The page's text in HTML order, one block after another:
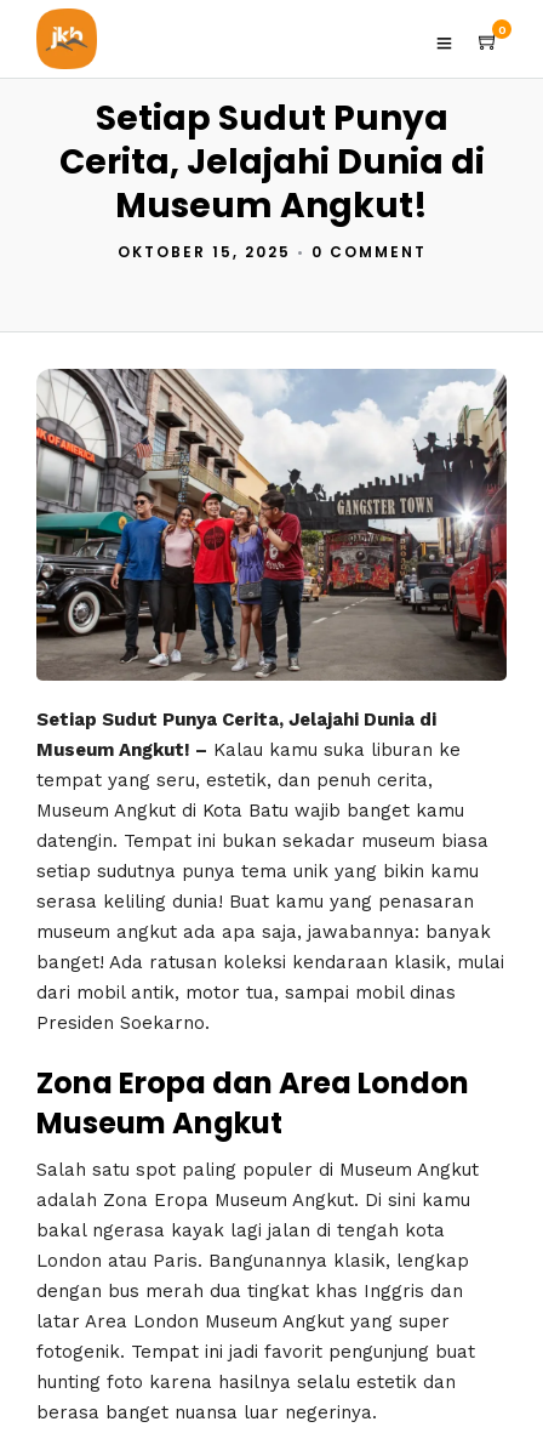
0
Setiap Sudut Punya
Cerita, Jelajahi Dunia di
Museum Angkut!
OKTOBER 15, 2025 • 0 COMMENT
Setiap Sudut Punya Cerita, Jelajahi Dunia di
Museum Angkut! – Kalau kamu suka liburan ke
tempat yang seru, estetik, dan penuh cerita,
Museum Angkut di Kota Batu wajib banget kamu
datengin. Tempat ini bukan sekadar museum biasa
setiap sudutnya punya tema unik yang bikin kamu
serasa keliling dunia! Buat kamu yang penasaran
museum angkut ada apa saja, jawabannya: banyak
banget! Ada ratusan koleksi kendaraan klasik, mulai
dari mobil antik, motor tua, sampai mobil dinas
Presiden Soekarno.
Zona Eropa dan Area London
Museum Angkut
Salah satu spot paling populer di Museum Angkut
adalah Zona Eropa Museum Angkut. Di sini kamu
bakal ngerasa kayak lagi jalan di tengah kota
London atau Paris. Bangunannya klasik, lengkap
dengan bus merah dua tingkat khas Inggris dan
latar Area London Museum Angkut yang super
fotogenik. Tempat ini jadi favorit pengunjung buat
hunting foto karena hasilnya selalu estetik dan
berasa banget nuansa luar negerinya.